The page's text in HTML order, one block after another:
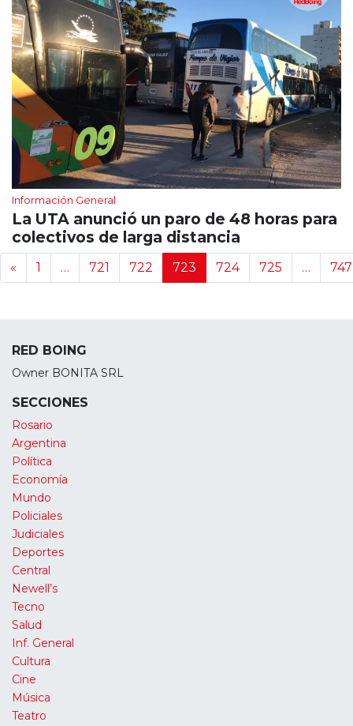
Información General
La UTA anunció un paro de 48 horas para
colectivos de larga distancia
Navegación de noticias
« 1 … 721 722 723 724 725 … 747
RED BOING
Owner BONITA SRL
SECCIONES
Rosario
Argentina
Política
Economía
Mundo
Policiales
Judiciales
Deportes
Central
Newell’s
Tecno
Salud
Inf. General
Cultura
Cine
Música
Teatro